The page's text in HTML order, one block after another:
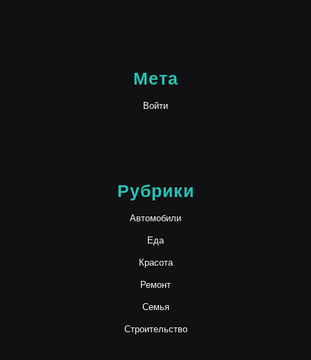
Мета
Войти
Рубрики
Автомобили
Еда
Красота
Ремонт
Семья
Строительство